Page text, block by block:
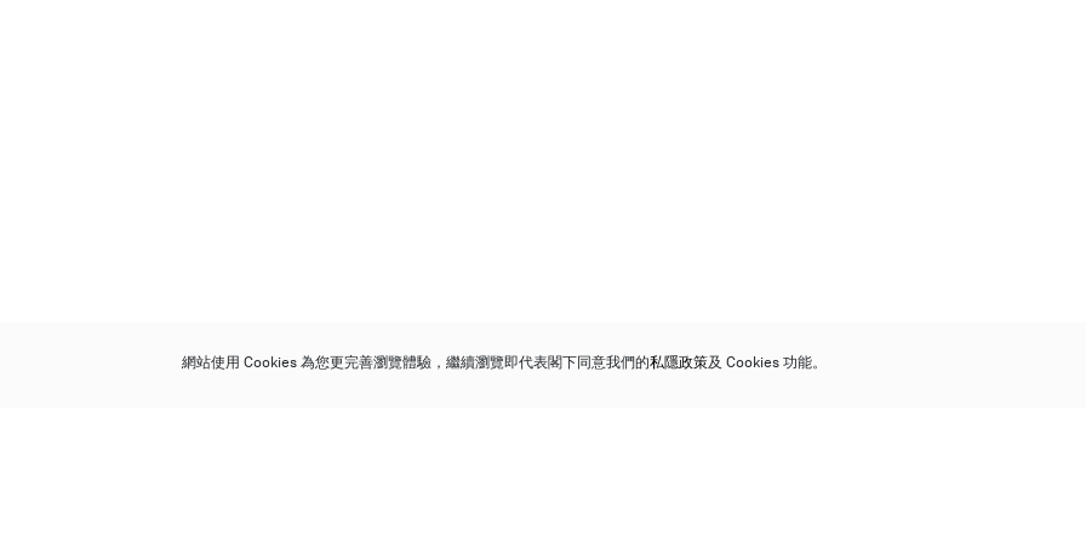
網站使用 Cookies 為您更完善瀏覽體驗，繼續瀏覽即代表閣下同意我們的私隱政策及 Cookies 功能。